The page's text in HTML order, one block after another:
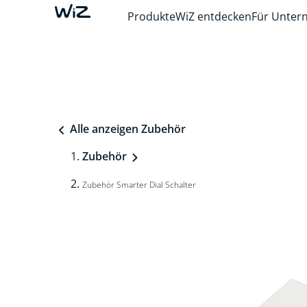
ProdukteWiZ entdeckenFür
Alle anzeigen Zubehör
Zubehör
Zubehör Smarter Dial Schalter